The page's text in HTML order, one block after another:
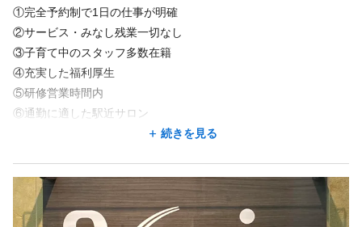
①完全予約制で1日の仕事が明確
②サービス・みなし残業一切なし
③子育て中のスタッフ多数在籍
④充実した福利厚生
⑤研修営業時間内
⑥通勤に適した駅近サロン
⑦業界未経験者やブランクのある方も活躍
-----------------------------------------------
■充実の研修制度
続きを見る